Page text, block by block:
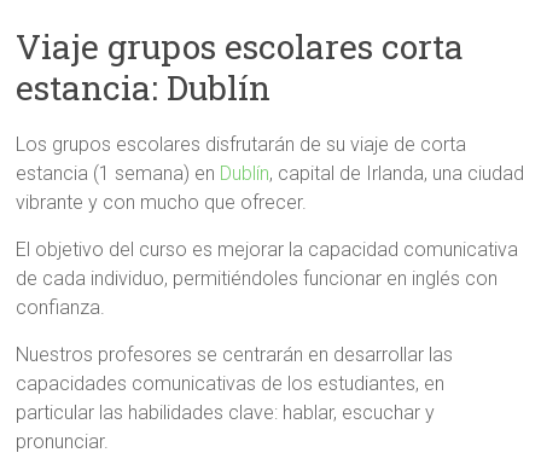
Viaje grupos escolares corta
estancia: Dublín
Los grupos escolares disfrutarán de su viaje de corta
estancia (1 semana) en Dublín, capital de Irlanda, una ciudad
vibrante y con mucho que ofrecer.
El objetivo del curso es mejorar la capacidad comunicativa
de cada individuo, permitiéndoles funcionar en inglés con
confianza.
Nuestros profesores se centrarán en desarrollar las
capacidades comunicativas de los estudiantes, en
particular las habilidades clave: hablar, escuchar y
pronunciar.